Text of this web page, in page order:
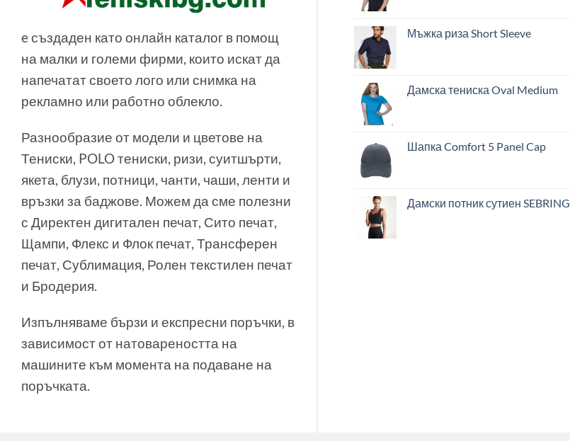
e създаден като онлайн каталог в помощ
на малки и големи фирми, които искат да
напечатат своето лого или снимка на
рекламно или работно облекло.
Разнообразие от модели и цветове на
Тениски, POLO тениски, ризи, суитшърти,
якета, блузи, потници, чанти, чаши, ленти и
връзки за баджове. Можем да сме полезни
с Директен дигитален печат, Сито печат,
Щампи, Флекс и Флок печат, Трансферен
печат, Сублимация, Ролен текстилен печат
и Бродерия.
Изпълняваме бързи и експресни поръчки, в
зависимост от натовареността на
машините към момента на подаване на
поръчката.
Мъжка риза Short Sleeve
Дамска тениска Oval Medium
Шапка Comfort 5 Panel Cap
Дамски потник сутиен SEBRING